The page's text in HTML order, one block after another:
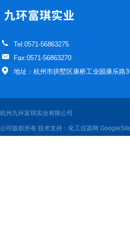
Tel:0571-56863275
Fax:0571-56863270
地址：杭州市拱墅区康桥工业园康乐路
杭州九环富琪实业有限公司
公司版权所有 技术支持： 化工仪器网